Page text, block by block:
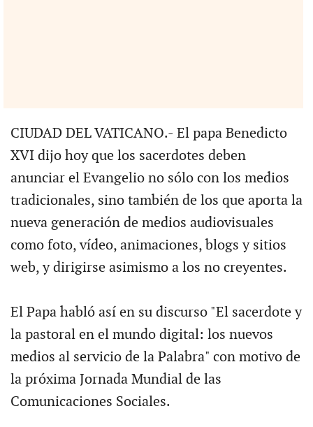
CIUDAD DEL VATICANO.- El papa Benedicto
XVI dijo hoy que los sacerdotes deben
anunciar el Evangelio no sólo con los medios
tradicionales, sino también de los que aporta la
nueva generación de medios audiovisuales
como foto, vídeo, animaciones, blogs y sitios
web, y dirigirse asimismo a los no creyentes.
El Papa habló así en su discurso "El sacerdote y
la pastoral en el mundo digital: los nuevos
medios al servicio de la Palabra" con motivo de
la próxima Jornada Mundial de las
Comunicaciones Sociales.